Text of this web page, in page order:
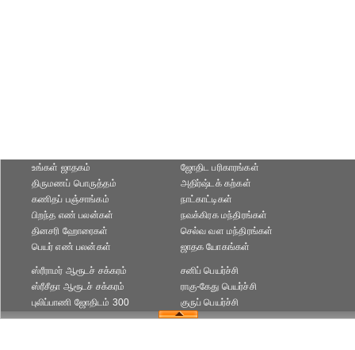
உங்கள் ஜாதகம்
திருமணப் பொருத்தம்
கணிதப் பஞ்சாங்கம்
ஜோதிட ப‌ரிகார‌ங்க‌ள்
அதிர்ஷ்டக் கற்கள்
நாட்காட்டிகள்
பிறந்த எண் பலன்கள்
தினசரி ஹோரைகள்
பெயர் எண் பலன்கள்
நவக்கிரக மந்திரங்கள்
செல்வ வள மந்திரங்கள்
ஜாதக யோகங்கள்
ஸ்ரீராமர் ஆரூடச் சக்கரம்
ஸ்ரீசீதா ஆரூடச் சக்கரம்
புலிப்பாணி ஜோதிடம் 300
சனிப் பெயர்ச்சி
ராகு-கேது பெயர்ச்சி
குருப் பெயர்ச்சி